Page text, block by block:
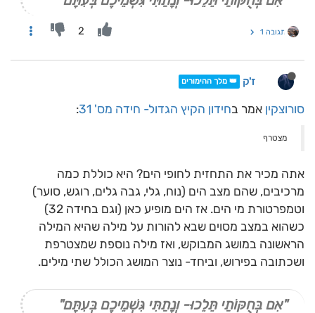
תגובה 1 2
ז'ק 👑 מלך ההימורים
סורוצקין אמר בחידון הקיץ הגדול- חידה מס' 31 :
מצטרף
אתה מכיר את התחזית לחופי הים? היא כוללת כמה
מרכיבים, שהם מצב הים (נוח, גלי, גבה גלים, רוגש, סוער)
וטמפרטורת מי הים. אז הים מופיע כאן (וגם בחידה 32)
כשהוא במצב מסוים שבא להורות על מילה שהיא המילה
הראשונה במושג המבוקש, ואז מילה נוספת שמצטרפת
ושכתובה בפירוש, וביחד- נוצר המושג הכולל שתי מילים.
"אִם בְּחֻקּוֹתַי תֵּלֵכוּ- וְנָתַתִּי גִּשְׁמֵיכֶם בְּעִתָּם"